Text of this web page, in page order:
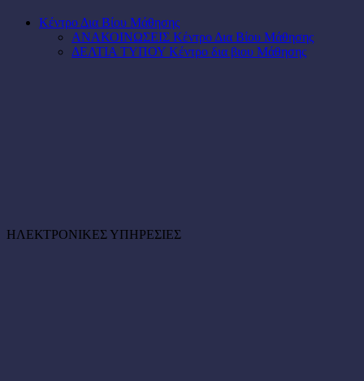
Κέντρο Δια Βίου Μάθησης
ΑΝΑΚΟΙΝΩΣΕΙΣ Κέντρο Δια Βίου Μάθησης
ΔΕΛΤΙΑ ΤΥΠΟΥ Κέντρο δια βιου Μάθησης
ΗΛΕΚΤΡΟΝΙΚΕΣ ΥΠΗΡΕΣΙΕΣ